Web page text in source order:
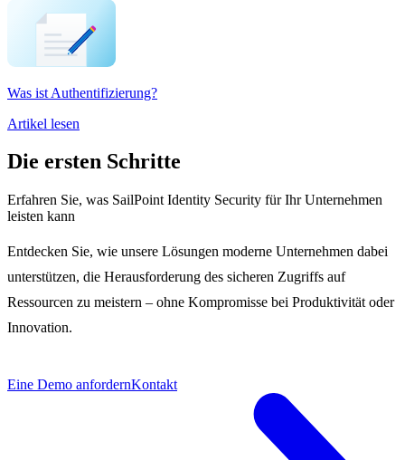
Was ist Authentifizierung?
Artikel lesen
Die ersten Schritte
Erfahren Sie, was SailPoint Identity Security für Ihr Unternehmen
leisten kann
Entdecken Sie, wie unsere Lösungen moderne Unternehmen dabei
unterstützen, die Herausforderung des sicheren Zugriffs auf
Ressourcen zu meistern – ohne Kompromisse bei Produktivität oder
Innovation.
Eine Demo anfordernKontakt